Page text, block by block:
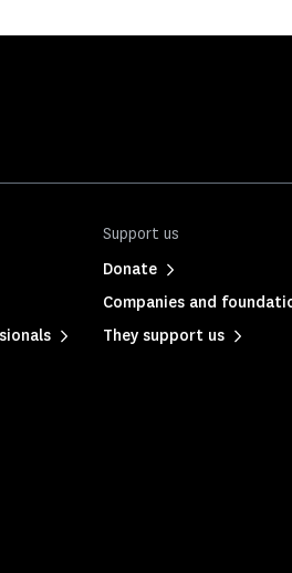
Support us
Donate
Companies and
They support us